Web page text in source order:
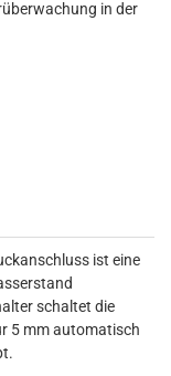
in der
ist eine
schaltet die
5 mm automatisch